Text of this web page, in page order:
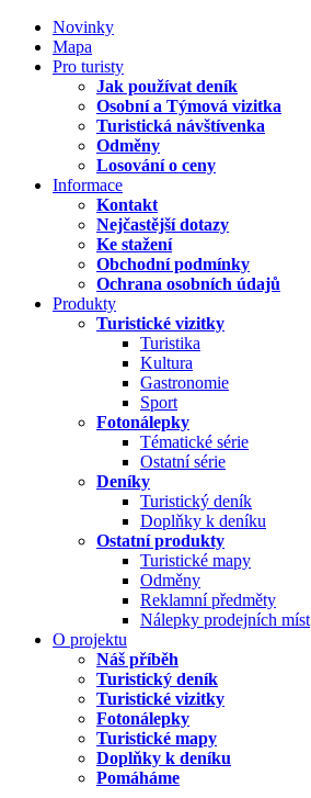
Novinky
Mapa
Pro turisty
Jak používat deník
Osobní a Týmová vizitka
Turistická návštívenka
Odměny
Losování o ceny
Informace
Kontakt
Nejčastější dotazy
Ke stažení
Obchodní podmínky
Ochrana osobních údajů
Produkty
Turistické vizitky
Turistika
Kultura
Gastronomie
Sport
Fotonálepky
Tématické série
Ostatní série
Deníky
Turistický deník
Doplňky k deníku
Ostatní produkty
Turistické mapy
Odměny
Reklamní předměty
Nálepky prodejních míst
O projektu
Náš příběh
Turistický deník
Turistické vizitky
Fotonálepky
Turistické mapy
Doplňky k deníku
Pomáháme